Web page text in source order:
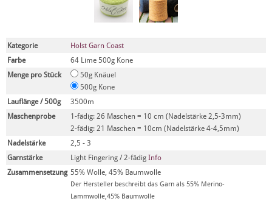
Kategorie
Holst Garn Coast
Farbe
64 Lime 500g Kone
Menge pro Stück
50g Knäuel
500g Kone
Lauflänge / 500g
3500m
Maschenprobe
1-fädig: 26 Maschen = 10 cm (Nadelstärke 2,5-3mm)
2-fädig: 21 Maschen = 10cm (Nadelstärke 4-4,5mm)
Nadelstärke
2,5 - 3
Garnstärke
Light Fingering / 2-fädig Info
Zusammensetzung 55% Wolle, 45% Baumwolle
Der Hersteller beschreibt das Garn als 55% Merino-
Lammwolle,45% Baumwolle